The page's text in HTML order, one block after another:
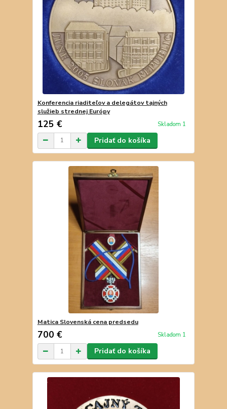
Konferencia riaditeľov a delegátov tajných
služieb strednej Európy
125 € Skladom 1
Pridať do košíka
Matica Slovenská cena predsedu
700 € Skladom 1
Pridať do košíka